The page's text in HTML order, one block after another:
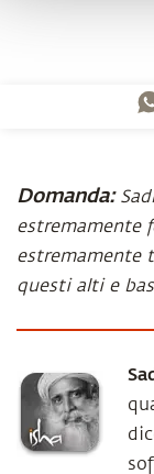
Domanda:
estremamente
estremamente
questi alti e